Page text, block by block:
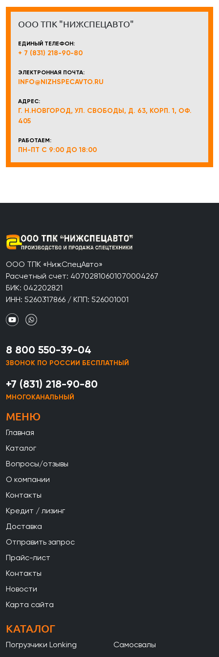
ООО ТПК "НИЖСПЕЦАВТО"
ЕДИНЫЙ ТЕЛЕФОН:
+ 7 (831) 218-90-80
ЭЛЕКТРОННАЯ ПОЧТА:
INFO@NIZHSPECAVTO.RU
АДРЕС:
Г. Н.НОВГОРОД, УЛ. СВОБОДЫ, Д. 63, КОРП. 1, ОФ.
405
РАБОТАЕМ:
ПН-ПТ С 9:00 ДО 18:00
ООО ТПК «НижСпецАвто»
Расчетный счет: 40702810601070004267
БИК: 042202821
ИНН: 5260317866 / КПП: 526001001
8 800 550-39-04
ЗВОНОК ПО РОССИИ БЕСПЛАТНЫЙ
+7 (831) 218-90-80
МНОГОКАНАЛЬНЫЙ
МЕНЮ
Главная
Каталог
Вопросы/отзывы
О компании
Контакты
Кредит / лизинг
Доставка
Отправить запрос
Прайс-лист
Контакты
Новости
Карта сайта
КАТАЛОГ
Погрузчики Lonking
Самосвалы